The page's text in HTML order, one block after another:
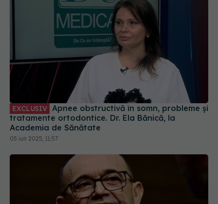
EXCLUSIV
tratamente ortodontice. Dr. Ela Bănică, la
Academia de Sănătate
05 iun 2025, 11:57